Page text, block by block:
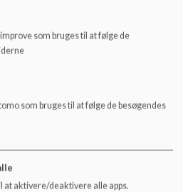
Der ønskes en mere
præcis, hvornår børnene skal møde i
skal træffe beslutning om
forslag til datoer som også er behandlet
foreslåede datoer behandles
om lukkedage
som bruges til at følge de
som bruges til at følge de besøgendes
at aktivere/deaktivere alle apps.